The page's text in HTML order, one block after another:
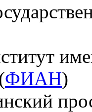
ФИАН)